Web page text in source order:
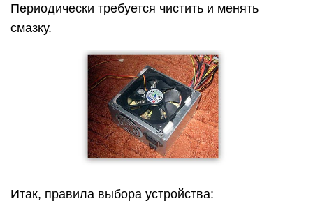
Периодически требуется чистить и менять
смазку.
Итак, правила выбора устройства: